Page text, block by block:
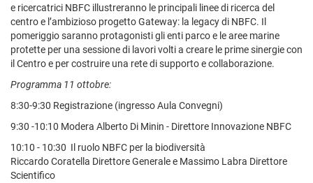
e ricercatrici NBFC illustreranno le principali linee di ricerca del
centro e l’ambizioso progetto Gateway: la legacy di NBFC. Il
pomeriggio saranno protagonisti gli enti parco e le aree marine
protette per una sessione di lavori volti a creare le prime sinergie con
il Centro e per costruire una rete di supporto e collaborazione.
Programma 11 ottobre:
8:30-9:30 Registrazione (ingresso Aula Convegni)
9:30 -10:10 Modera Alberto Di Minin - Direttore Innovazione NBFC
10:10 - 10:30 Il ruolo NBFC per la biodiversità
Riccardo Coratella Direttore Generale e Massimo Labra Direttore
Scientifico